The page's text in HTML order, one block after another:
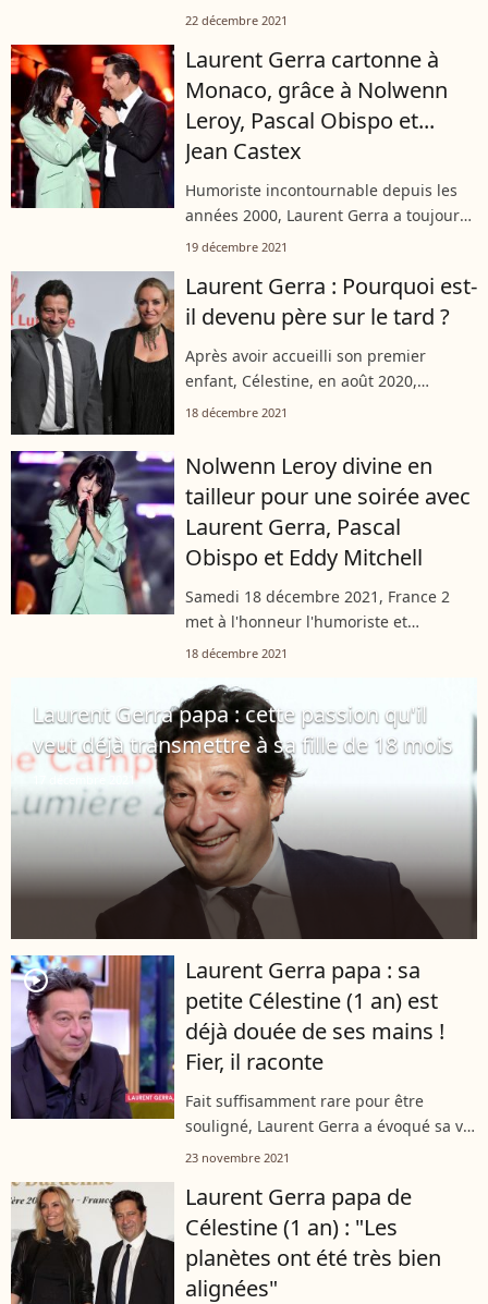
attendri ses abonnés en dévoilant un
minutes seulement avant sa
représentation à l'Olympia,...
22 décembre 2021
Laurent Gerra cartonne à
Monaco, grâce à Nolwenn
Leroy, Pascal Obispo et...
Jean Castex
Humoriste incontournable depuis les
années 2000, Laurent Gerra a toujours
aimé imiter les personnalités
soir à Monaco" sur France 2, le papa...
19 décembre 2021
Laurent Gerra : Pourquoi est-
il devenu père sur le tard ?
Après avoir accueilli son premier
enfant, Célestine, en août 2020,
Laurent Gerra profite désormais des
monde tardive sur laquelle l'humoriste
et...
18 décembre 2021
Nolwenn Leroy divine en
tailleur pour une soirée avec
Laurent Gerra, Pascal
Obispo et Eddy Mitchell
Samedi 18 décembre 2021, France 2
met à l'honneur l'humoriste et
imitateur Laurent Gerra. Ce dernier a
soir à Monaco avec Laurent Gerra" et à
laquelle...
18 décembre 2021
Laurent Gerra papa : cette passion qu'il
veut déjà transmettre à sa fille de 18 mois
17 décembre 2021
player2
Laurent Gerra papa : sa
petite Célestine (1 an) est
déjà douée de ses mains !
Fier, il raconte
Fait suffisamment rare pour être
souligné, Laurent Gerra a évoqué sa vie
de famille lors de son passage sur
l'humoriste de se confier sur sa petite...
23 novembre 2021
Laurent Gerra papa de
Célestine (1 an) : "Les
planètes ont été très bien
alignées"